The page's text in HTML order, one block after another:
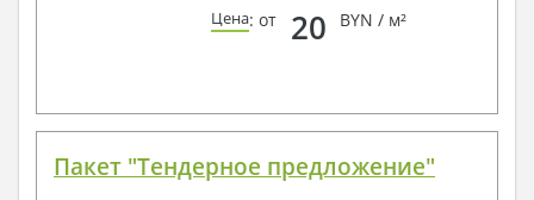
Цена: от 20 BYN / м²
Пакет "Тендерное предложение"